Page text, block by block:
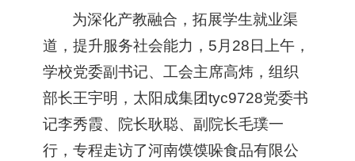
为深化产教融合，拓展学生就业渠
道，提升服务社会能力，5月28日上午，
学校党委副书记、工会主席高炜，组织
部长王宇明，太阳成集团tyc9728党委书
记李秀霞、院长耿聪、副院长毛璞一
行，专程走访了河南馍馍哚食品有限公